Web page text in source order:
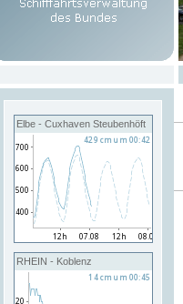
Elbe - Cuxhaven Steubenhöft
RHEIN - Koblenz